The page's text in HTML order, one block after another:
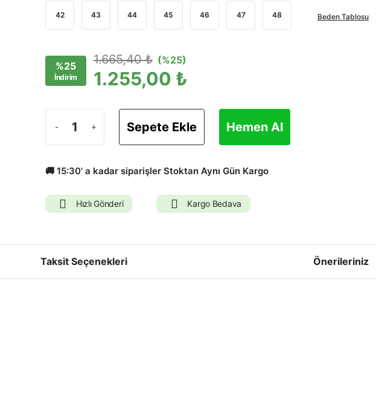
42 43 44 45 46 47 48 Beden Tablosu
%25
İndirim
1.665,40 ₺ (%25)
1.255,00 ₺
Sepete Ekle Hemen Al
🚚 15:30' a kadar siparişler Stoktan Aynı Gün Kargo
Hızlı Gönderi Kargo Bedava
Taksit Seçenekleri Önerileriniz